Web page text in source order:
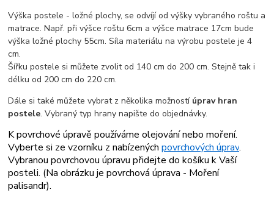
Výška postele - ložné plochy, se odvíjí od výšky vybraného roštu a
matrace. Např. při výšce roštu 6cm a výšce matrace 17cm bude
výška ložné plochy 55cm. Síla materiálu na výrobu postele je 4
cm.
Šířku postele si můžete zvolit od 140 cm do 200 cm. Stejně tak i
délku od 200 cm do 220 cm.
Dále si také můžete vybrat z několika možností úprav hran
postele. Vybraný typ hrany napište do objednávky.
K povrchové úpravě používáme olejování nebo moření.
Vyberte si ze vzorníku z nabízenýchpovrchových úprav.
Vybranou povrchovou úpravu přidejte do košíku k Vaší
posteli. (Na obrázku je povrchová úprava - Moření
palisandr).